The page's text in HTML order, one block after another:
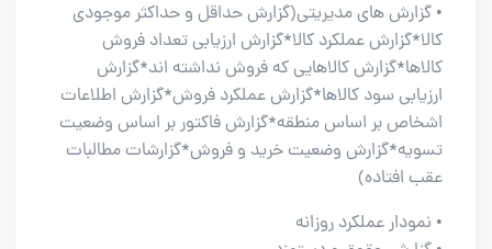
• گزارش های مدیریتی(گزارش حداقل و حداکثر موجودی
کالا*گزارش عملکرد کالا*گزارش ارزیابی تعداد فروش
کالاها*گزارش کالاهایی که فروش نداشته اند*گزارش
ارزیابی سود کالاها*گزارش عملکرد فروش*گزارش اطلاعات
اشخاص بر اساس منطقه*گزارش فاکتور بر اساس وضعیت
تسویه*گزارش وضعیت خرید و فروش*گزارشات مطالبات
عقب افتاده)
• نمودار عملکرد روزانه